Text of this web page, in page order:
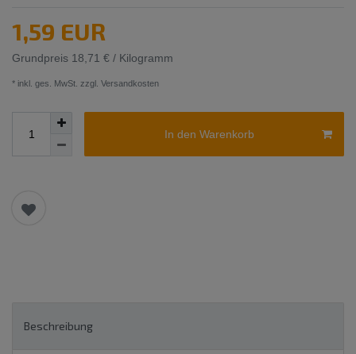
1,59 EUR
Grundpreis 18,71 € / Kilogramm
* inkl. ges. MwSt. zzgl. Versandkosten
In den Warenkorb
Beschreibung